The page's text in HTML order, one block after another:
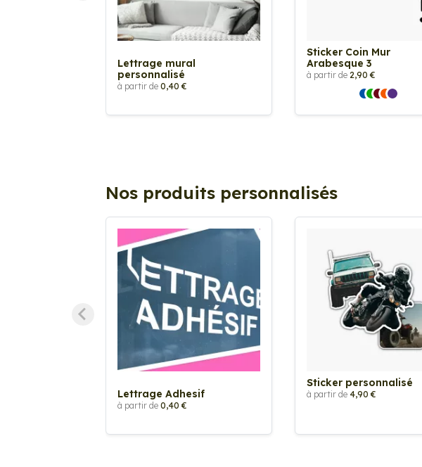
Lettrage mural
personnalisé
à partir de 0,40 €
Sticker Coin Mur
Arabesque 3
à partir de 2,90 €
Nos produits personnalisés
Lettrage Adhesif
à partir de 0,40 €
Sticker personnalisé
à partir de 4,90 €